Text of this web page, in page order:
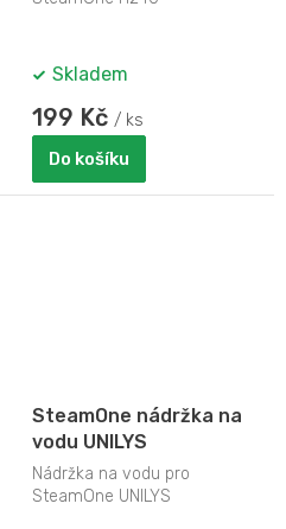
Skladem
199 Kč / ks
Do košíku
SteamOne nádržka na
vodu UNILYS
Nádržka na vodu pro
SteamOne UNILYS